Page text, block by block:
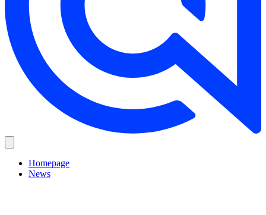
Homepage
News